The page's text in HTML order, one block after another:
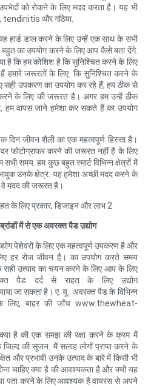
को रोकने के लिए मदद करता है। यह भी
tendinitis और गठिया.
हार्ड डाल करने के लिए उन्हें एक साथ के सभी
का उपयोग करने के लिए आप कैसे बता देंगे.
है कि हम कोशिश है कि सुनिश्चित करने के लिए
हमारे जरूरतों के लिए. कि सुनिश्चित करने के
सही उपकरण का उपयोग कर रहे हैं, हम ठीक से
के लिए की जरूरत है। अगर हम उन्हें ठीक
हम वापस जाने हमेशा कर सकते हैं का उपयोग
जीवन शैली का एक महत्वपूर्ण हिस्सा है।
फोटोग्राफर करने की जरूरत नहीं है के लिए
समय. हम कुछ बहुत स्मार्ट विभिन्न क्षेत्रों में
उनके क्षेत्र. यह हमेशा अच्छी मदद करने के
वे मदद की जरूरत है।
में से एक अवरक्त पैड उद्योग
पेशेवरों के लिए एक महत्वपूर्ण उपकरण है और
हर रोज जीवन है। का उपयोग करते समय
सही उत्पाद का चयन करने के लिए आप के लिए
पैड दर्द से राहत के लिए उद्योग
जा सकता है। ए. यू.. अवरक्त पैड के विभिन्न
लिए, बाहर की जाँच www.thewheat-
है की एक समझ की रक्षा करने के क्रम में
की सूजन. मैं सलाह लोगों प्राप्त करने के
और प्रभावी उनके उत्पाद के बारे में किसी भी
चाहिए क्या है की आवश्यकता है और क्यों यह
पता करने के लिए आवश्यक है वायरस से अपने